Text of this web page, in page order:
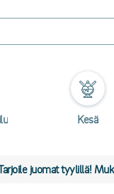
Kesä
juomat tyylillä!